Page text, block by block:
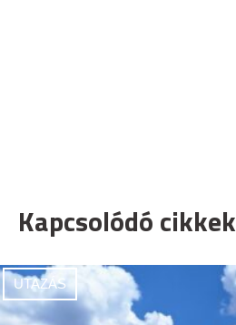
Kapcsolódó cikkek
UTAZÁS